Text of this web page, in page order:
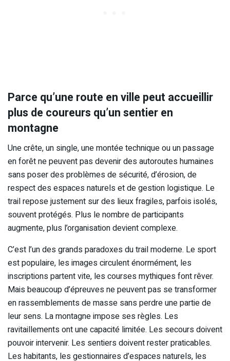
Parce qu’une route en ville peut accueillir
plus de coureurs qu’un sentier en
montagne
Une crête, un single, une montée technique ou un passage
en forêt ne peuvent pas devenir des autoroutes humaines
sans poser des problèmes de sécurité, d’érosion, de
respect des espaces naturels et de gestion logistique. Le
trail repose justement sur des lieux fragiles, parfois isolés,
souvent protégés. Plus le nombre de participants
augmente, plus l’organisation devient complexe.
C’est l’un des grands paradoxes du trail moderne. Le sport
est populaire, les images circulent énormément, les
inscriptions partent vite, les courses mythiques font rêver.
Mais beaucoup d’épreuves ne peuvent pas se transformer
en rassemblements de masse sans perdre une partie de
leur sens. La montagne impose ses règles. Les
ravitaillements ont une capacité limitée. Les secours doivent
pouvoir intervenir. Les sentiers doivent rester praticables.
Les habitants, les gestionnaires d’espaces naturels, les